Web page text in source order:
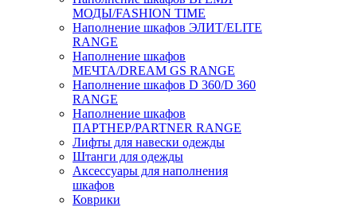
МОДЫ/FASHION TIME
Наполнение шкафов ЭЛИТ/ELITE
RANGE
Наполнение шкафов
МЕЧТА/DREAM GS RANGE
Наполнение шкафов D 360/D 360
RANGE
Наполнение шкафов
ПАРТНЕР/PARTNER RANGE
Лифты для навески одежды
Штанги для одежды
Аксессуары для наполнения
шкафов
Коврики